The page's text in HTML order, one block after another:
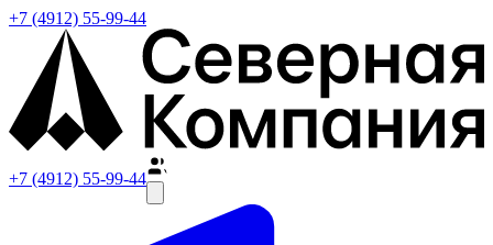
+7 (4912) 55-99-44
+7 (4912) 55-99-44